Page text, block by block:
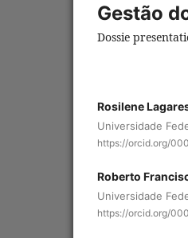
Gestão
Dossie
Rosilene
Universidade
https://orcid.org/
Roberto
Universidade
https://orcid.org/